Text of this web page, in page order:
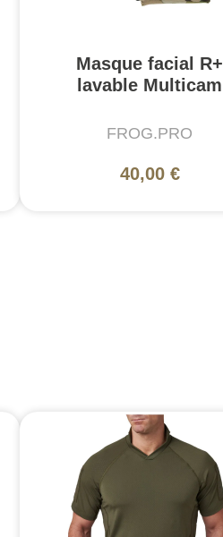
Masque facial R+
lavable Multicam
FROG.PRO
40,00 €